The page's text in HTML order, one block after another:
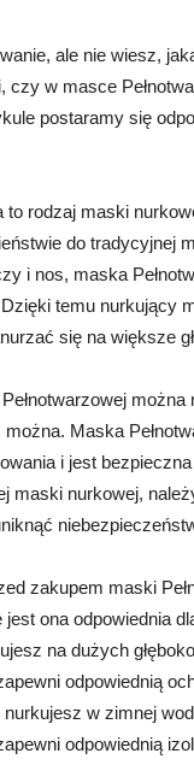
ale nie wiesz,
czy w masce
postaramy się
to rodzaj maski
do tradycyjnej
i nos, maska
temu nurkujący
się na większe
można
Maska
i jest
maski nurkowej,
zakupem maski
ona odpowiednia
na dużych
odpowiednią
w zimnej
odpowiednią